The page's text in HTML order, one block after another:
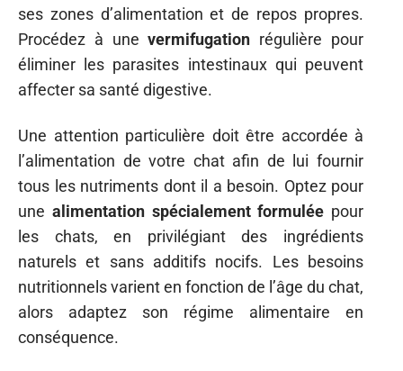
ses zones d’alimentation et de repos propres.
Procédez à unevermifugation régulière pour
éliminer les parasites intestinaux qui peuvent
affecter sa santé digestive.
Une attention particulière doit être accordée à
l’alimentation de votre chat afin de lui fournir
tous les nutriments dont il a besoin. Optez pour
une alimentation spécialement formulée pour
les chats, en privilégiant des ingrédients
naturels et sans additifs nocifs. Les besoins
nutritionnels varient en fonction de l’âge du chat,
alors adaptez son régime alimentaire en
conséquence.